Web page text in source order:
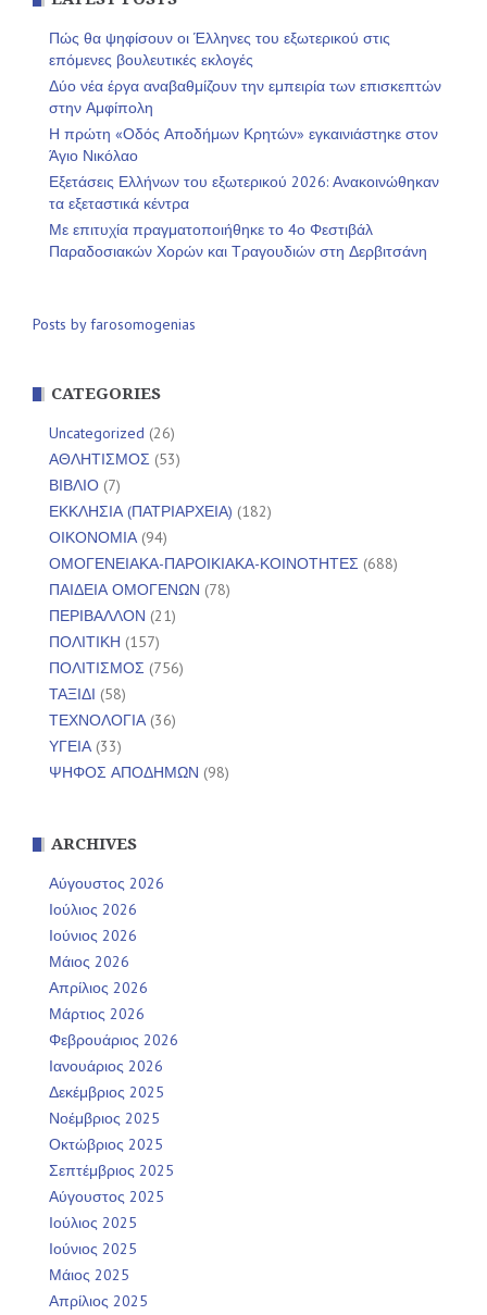
Πώς θα ψηφίσουν οι Έλληνες του εξωτερικού στις
επόμενες βουλευτικές εκλογές
Δύο νέα έργα αναβαθμίζουν την εμπειρία των επισκεπτών
στην Αμφίπολη
Η πρώτη «Οδός Αποδήμων Κρητών» εγκαινιάστηκε στον
Άγιο Νικόλαο
Εξετάσεις Ελλήνων του εξωτερικού 2026: Ανακοινώθηκαν
τα εξεταστικά κέντρα
Με επιτυχία πραγματοποιήθηκε το 4ο Φεστιβάλ
Παραδοσιακών Χορών και Τραγουδιών στη Δερβιτσάνη
Posts by farosomogenias
CATEGORIES
Uncategorized (26)
ΑΘΛΗΤΙΣΜΟΣ (53)
ΒΙΒΛΙΟ (7)
ΕΚΚΛΗΣΙΑ (ΠΑΤΡΙΑΡΧΕΙΑ) (182)
ΟΙΚΟΝΟΜΙΑ(94)
ΟΜΟΓΕΝΕΙΑΚΑ-ΠΑΡΟΙΚΙΑΚΑ-ΚΟΙΝΟΤΗΤΕΣ (688)
ΠΑΙΔΕΙΑ ΟΜΟΓΕΝΩΝ (78)
ΠΕΡΙΒΑΛΛΟΝ (21)
ΠΟΛΙΤΙΚΗ (157)
ΠΟΛΙΤΙΣΜΟΣ (756)
ΤΑΞΙΔΙ (58)
ΤΕΧΝΟΛΟΓΙΑ(36)
ΥΓΕΙΑ(33)
ΨΗΦΟΣ ΑΠΟΔΗΜΩΝ (98)
ARCHIVES
Αύγουστος 2026
Ιούλιος 2026
Ιούνιος 2026
Μάιος 2026
Απρίλιος 2026
Μάρτιος 2026
Φεβρουάριος 2026
Ιανουάριος 2026
Δεκέμβριος 2025
Νοέμβριος 2025
Οκτώβριος 2025
Σεπτέμβριος 2025
Αύγουστος 2025
Ιούλιος 2025
Ιούνιος 2025
Μάιος 2025
Απρίλιος 2025